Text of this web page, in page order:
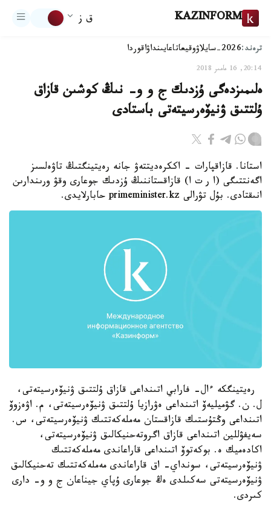
KAZINFORM ق ز
ترەند:2026-سايلاۋ وقيعاتاعايىنداۋاقوردا
20:14, 16 مامىر 2018
ەلىمىزدەگى ۇزدىك ج و و- نىڭ كوشىن قازاق
ۇلتتىق ۋنيۆەرسيتەتى باستادى
استانا. قازاقپارات - اككرەديتتەۋ جانە رەيتينگتىڭ تاۋەلسىز
اگەنتتىگى (ا ر ت ا) قازاقستاننىڭ ۇزدىك جوعارى وقۋ ورىندارىن
انىقتادى. بۇل تۋرالى primeminister.kz حابارلايدى.
رەيتينگكە ءال- فارابي اتىنداعى قازاق ۇلتتىق ۋنيۆەرسيتەتى،
ل. ن. گۋميليەۆ اتىنداعى ەۋرازيا ۇلتتىق ۋنيۆەرسيتەتى، م. اۋەزوۆ
اتىنداعى وڭتۇستىك قازاقستان مەملەكەتتىك ۋنيۆەرسيتەتى، س.
سەيفۋللين اتىنداعى قازاق اگروتەحنيكالىق ۋنيۆەرسيتەتى،
اكادەميك ە. بوكەتوۆ اتىنداعى قاراعاندى مەملەكەتتىك
ۋنيۆەرسيتەتى، سونداي- اق قاراعاندى مەملەكەتتىك تەحنيكالىق
ۋنيۆەرسيتەتى سەكىلدى ەڭ جوعارى ۇپاي جيناعان ج و و- دارى
كىردى.